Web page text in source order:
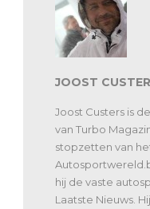
JOOST
Joost Custers is
van Turbo
stopzetten van
hij de vaste
Laatste Nieuws.